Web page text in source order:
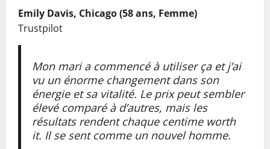
Emily Davis, Chicago (58 ans, Femme)
Trustpilot
Mon mari a commencé à utiliser ça et j’ai
vu un énorme changement dans son
énergie et sa vitalité. Le prix peut sembler
élevé comparé à d’autres, mais les
résultats rendent chaque centime worth
it. Il se sent comme un nouvel homme.